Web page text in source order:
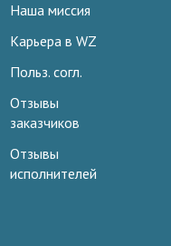
Наша миссия
Карьера в WZ
Польз. согл.
Отзывы
заказчиков
Отзывы
исполнителей